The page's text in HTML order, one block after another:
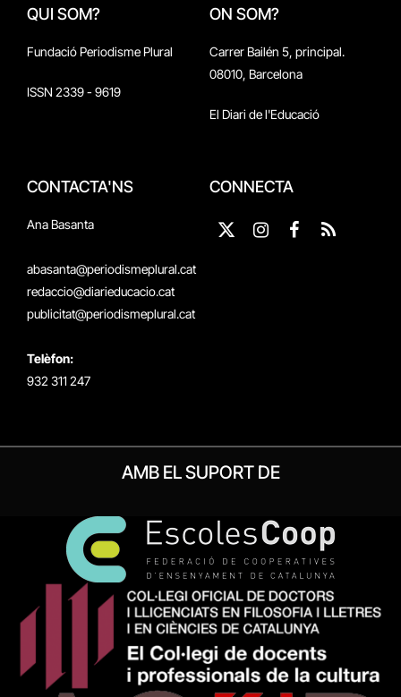
QUI SOM?
Fundació Periodisme Plural
ISSN 2339 - 9619
ON SOM?
Carrer Bailén 5, principal.
08010, Barcelona
El Diari de l'Educació
CONTACTA'NS
Ana Basanta
abasanta@periodismeplural.cat
redaccio@diarieducacio.cat
publicitat@periodismeplural.cat
Telèfon:
932 311 247
CONNECTA
X
Instagram
Facebook
RSS
AMB EL SUPORT DE